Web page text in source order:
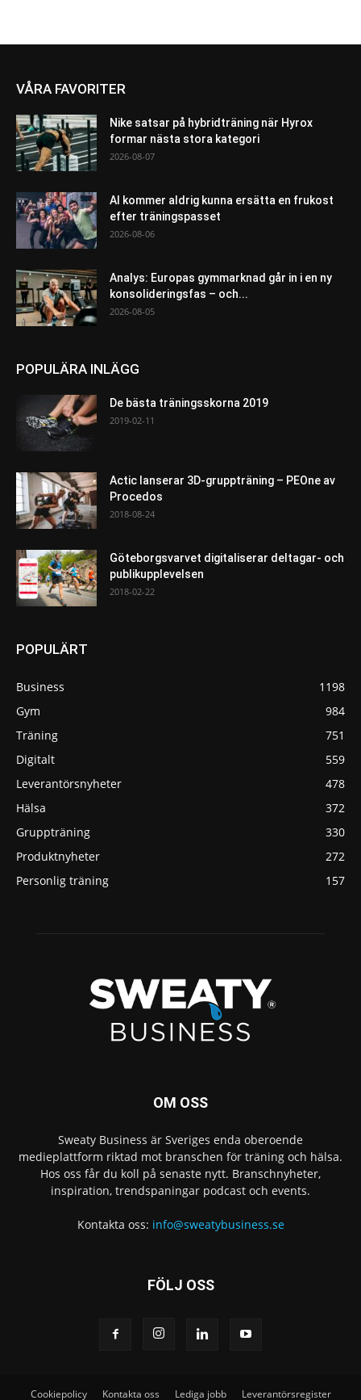
VÅRA FAVORITER
Nike satsar på hybridträning när Hyrox
formar nästa stora kategori
2026-08-07
AI kommer aldrig kunna ersätta en frukost
efter träningspasset
2026-08-06
Analys: Europas gymmarknad går in i en ny
konsolideringsfas – och...
2026-08-05
POPULÄRA INLÄGG
De bästa träningsskorna 2019
2019-02-11
Actic lanserar 3D-gruppträning – PEOne av
Procedos
2018-08-24
Göteborgsvarvet digitaliserar deltagar- och
publikupplevelsen
2018-02-22
POPULÄRT
Business
1198
Gym
984
Träning
751
Digitalt
559
Leverantörsnyheter
478
Hälsa
372
Gruppträning
330
Produktnyheter
272
Personlig träning
157
OM OSS
Sweaty Business är Sveriges enda oberoende
medieplattform riktad mot branschen för träning och hälsa.
Hos oss får du koll på senaste nytt. Branschnyheter,
inspiration, trendspaningar podcast och events.
Kontakta oss: info@sweatybusiness.se
FÖLJ OSS
Cookiepolicy Kontakta oss Lediga jobb Leverantörsregister